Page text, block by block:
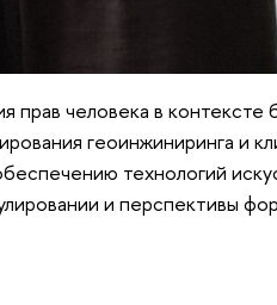
человека в контексте
геоинжиниринга и
технологий
и перспективы